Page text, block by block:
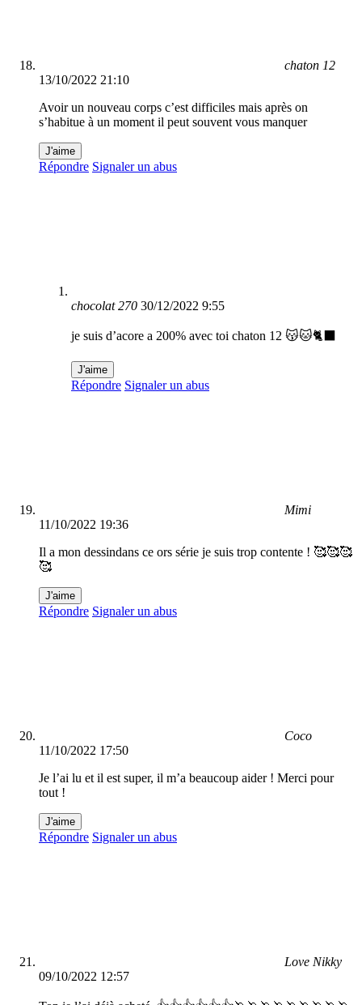
chaton 12
13/10/2022 21:10
Avoir un nouveau corps c’est difficiles mais après on
s’habitue à un moment il peut souvent vous manquer
J'aime
Répondre Signaler un abus
chocolat 270 30/12/2022 9:55
je suis d’acore a 200% avec toi chaton 12 😽🐱🐈‍⬛
J'aime
Répondre Signaler un abus
Mimi
11/10/2022 19:36
Il a mon dessindans ce ors série je suis trop contente ! 🥰🥰🥰
🥰
J'aime
Répondre Signaler un abus
Coco
11/10/2022 17:50
Je l’ai lu et il est super, il m’a beaucoup aider ! Merci pour
tout !
J'aime
Répondre Signaler un abus
Love Nikky
09/10/2022 12:57